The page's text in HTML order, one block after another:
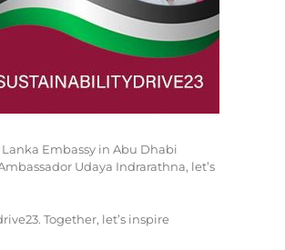
Embassy in Abu Dhabi
Udaya Indrarathna, let’s
Together, let’s inspire